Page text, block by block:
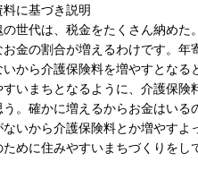
に基づき説明
世代は、税金をたくさん納めた
お金の割合が増えるわけです。
いから介護保険料を増やすとな
すいまちとなるように、介護保
う。確かに増えるからお金はい
ないから介護保険料とか増やす
めに住みやすいまちづくりをし